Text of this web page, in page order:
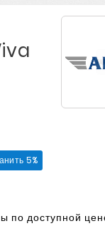
5%
по доступной